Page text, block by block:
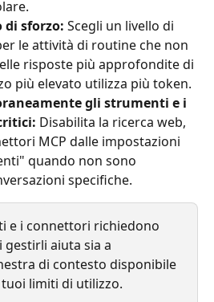
di sforzo: Scegli un livello di
le attività di routine che non
risposte più approfondite di
più elevato utilizza più token.
gli strumenti e i
Disabilita la ricerca web,
MCP dalle impostazioni
quando non sono
specifiche.
e i connettori richiedono
aiuta sia a
di contesto disponibile
limiti di utilizzo.